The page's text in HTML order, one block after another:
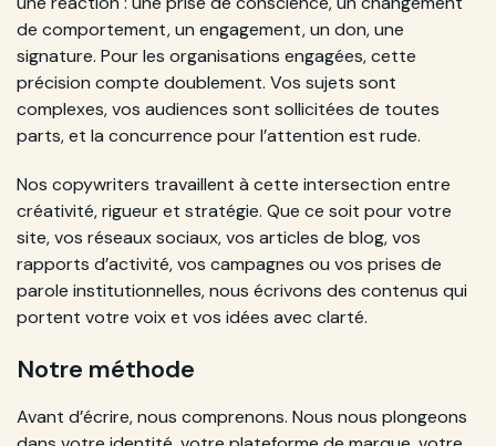
de comportement, un engagement, un don, une
signature. Pour les organisations engagées, cette
précision compte doublement. Vos sujets sont
complexes, vos audiences sont sollicitées de toutes
parts, et la concurrence pour l’attention est rude.
Nos copywriters travaillent à cette intersection entre
créativité, rigueur et stratégie. Que ce soit pour votre
site, vos réseaux sociaux, vos articles de blog, vos
rapports d’activité, vos campagnes ou vos prises de
parole institutionnelles, nous écrivons des contenus qui
portent votre voix et vos idées avec clarté.
Notre méthode
Avant d’écrire, nous comprenons. Nous nous plongeons